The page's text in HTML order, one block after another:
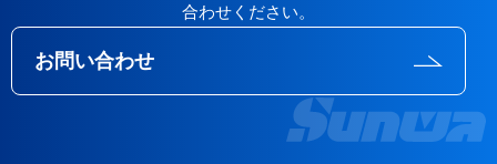
合わせください。
お問い合わせ